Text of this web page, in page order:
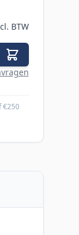
BTW
€250